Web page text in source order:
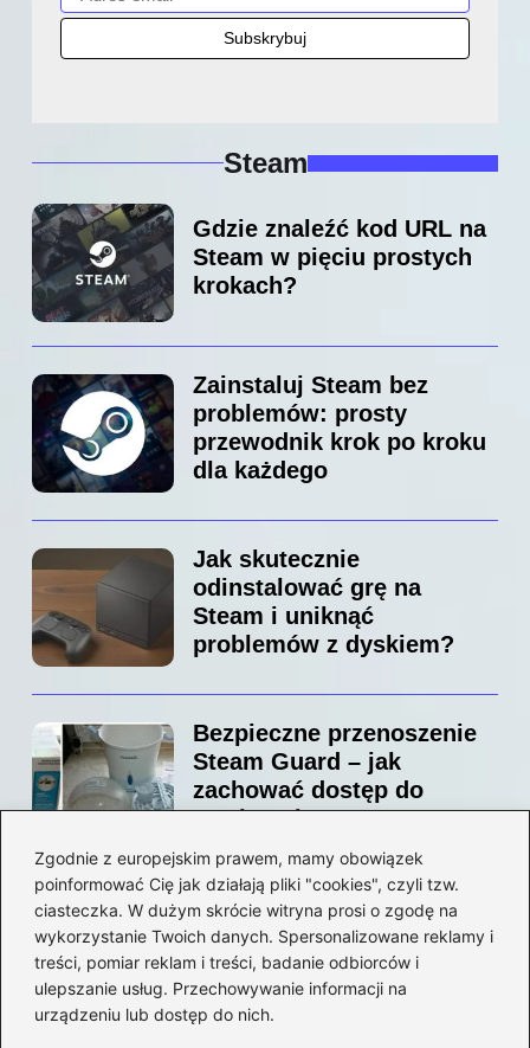
Zgodnie z europejskim prawem, mamy obowiązek
poinformować Cię jak działają pliki "cookies", czyli tzw.
ciasteczka. W dużym skrócie witryna prosi o zgodę na
wykorzystanie Twoich danych. Spersonalizowane reklamy i
treści, pomiar reklam i treści, badanie odbiorców i
ulepszanie usług. Przechowywanie informacji na
urządzeniu lub dostęp do nich.
Steam
Gdzie znaleźć kod URL na
Steam w pięciu prostych
krokach?
Zainstaluj Steam bez
problemów: prosty
przewodnik krok po kroku
dla każdego
Jak skutecznie
odinstalować grę na
Steam i uniknąć
problemów z dyskiem?
Bezpieczne przenoszenie
Steam Guard – jak
zachować dostęp do
swojego konta?
Jak bez stresu zmienić
adres email na Steam –
prosty przewodnik krok po
kroku